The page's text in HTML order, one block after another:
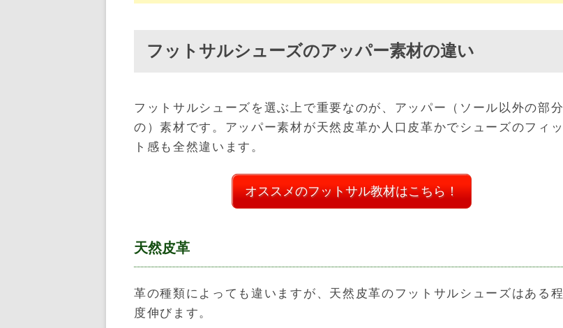
フットサルシューズのアッパー素材の違い
フットサルシューズを選ぶ上で重要なのが、アッパー（ソール以外の部分
の）素材です。アッパー素材が天然皮革か人口皮革かでシューズのフィッ
ト感も全然違います。
オススメのフットサル教材はこちら！
天然皮革
革の種類によっても違いますが、天然皮革のフットサルシューズはある程
度伸びます。